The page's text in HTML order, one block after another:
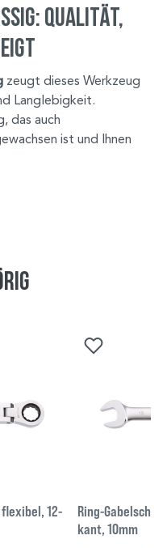
Qualität,
zeugt dieses Werkzeug
Langlebigkeit.
das auch
ist und Ihnen
12-
Ring-
kant, 10mm